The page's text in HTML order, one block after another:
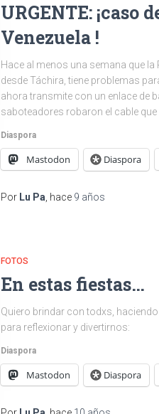
URGENTE: ¡caso
Venezuela !
Hace al menos una semana que la
desde Táchira, tiene problemas
ahora transmite con un enlace de
saboteadores robaron el cable
Diaspora
Mastodon Diaspora
Por Lu Pa , hace 9 años
FOTOS
En estas fiestas…
Quiero brindar con todxs,
para reflexionar y divertirnos:
Diaspora
Mastodon Diaspora